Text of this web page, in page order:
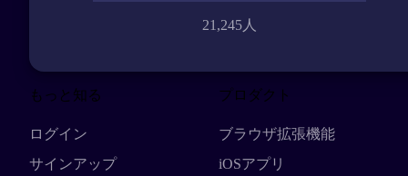
21,245人
もっと知る
ログイン
サインアップ
プロダクト
ブラウザ拡張機能
iOSアプリ